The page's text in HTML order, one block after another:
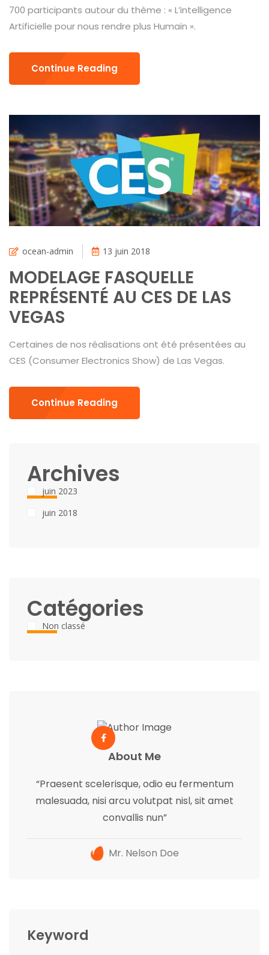
700 participants autour du thème : « L’intelligence
Artificielle pour nous rendre plus Humain ».
Continue Reading
ocean-admin 13 juin 2018
MODELAGE FASQUELLE
REPRÉSENTÉ AU CES DE LAS
VEGAS
Certaines de nos réalisations ont été présentées au
CES (Consumer Electronics Show) de Las Vegas.
Continue Reading
Archives
juin 2023
juin 2018
Catégories
Non classé
About Me
“Praesent scelerisque, odio eu fermentum
malesuada, nisi arcu volutpat nisl, sit amet
convallis nun”
Mr. Nelson Doe
Keyword